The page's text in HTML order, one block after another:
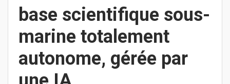
base scientifique sous-
marine totalement
autonome, gérée par